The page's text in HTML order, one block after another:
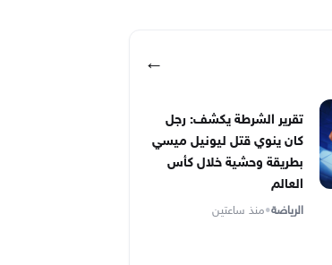
←
تقرير الشرطة يكشف: رجل
كان ينوي قتل ليونيل ميسي
بطريقة وحشية خلال كأس
العالم
الرياضة•منذ ساعتين